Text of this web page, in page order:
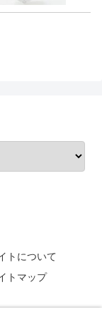
トについて
トマップ